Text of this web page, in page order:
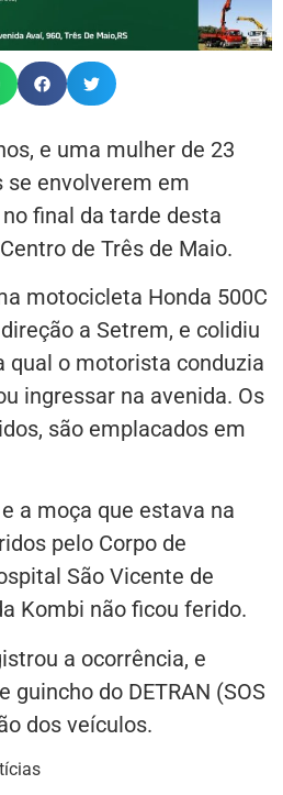
e uma mulher de 23
envolverem em
final da tarde desta
de Três de Maio.
motocicleta Honda 500C
a Setrem, e colidiu
qual o motorista conduzia
ingressar na avenida. Os
são emplacados em
a moça que estava na
pelo Corpo de
São Vicente de
Kombi não ficou ferido.
a ocorrência, e
guincho do DETRAN (SOS
dos veículos.